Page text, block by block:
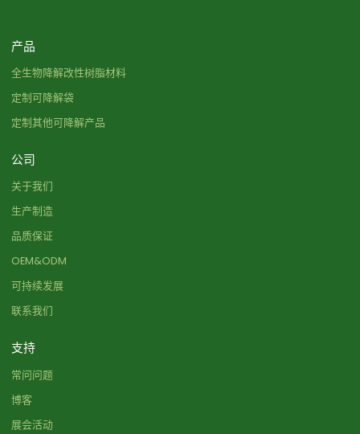
产品
全生物降解改性树脂材料
定制可降解袋
定制其他可降解产品
公司
关于我们
生产制造
品质保证
OEM&ODM
可持续发展
联系我们
支持
常问问题
博客
展会活动